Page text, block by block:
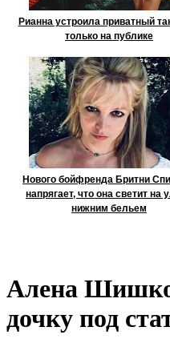
Рианна устроила приватный
только на публике
Нового бойфренда Бритни
напрягает, что она светит на
нижним бельем
Алена
дочку под